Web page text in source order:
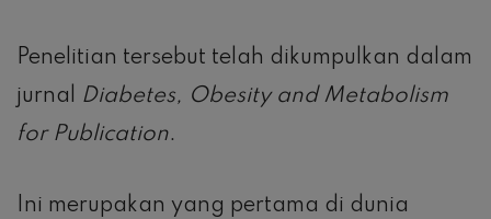
Penelitian tersebut telah dikumpulkan dalam
jurnal Diabetes, Obesity and Metabolism
for Publication.
Ini merupakan yang pertama di dunia